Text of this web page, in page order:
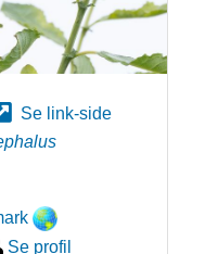
Se link-side
Se profil